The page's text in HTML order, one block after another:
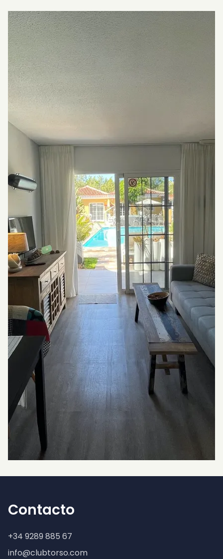
DE
Disponibilidad y Precios
Contacto
+34 9289 885 67
info@clubtorso.com